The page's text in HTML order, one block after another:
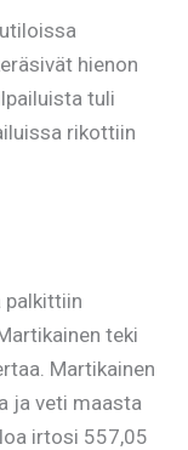
hienon
tuli
rikottiin
palkittiin
teki
Martikainen
ja veti maasta
irtosi 557,05